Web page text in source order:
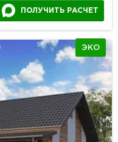
ПОЛУЧИТЬ РАСЧЕТ
ЭКО